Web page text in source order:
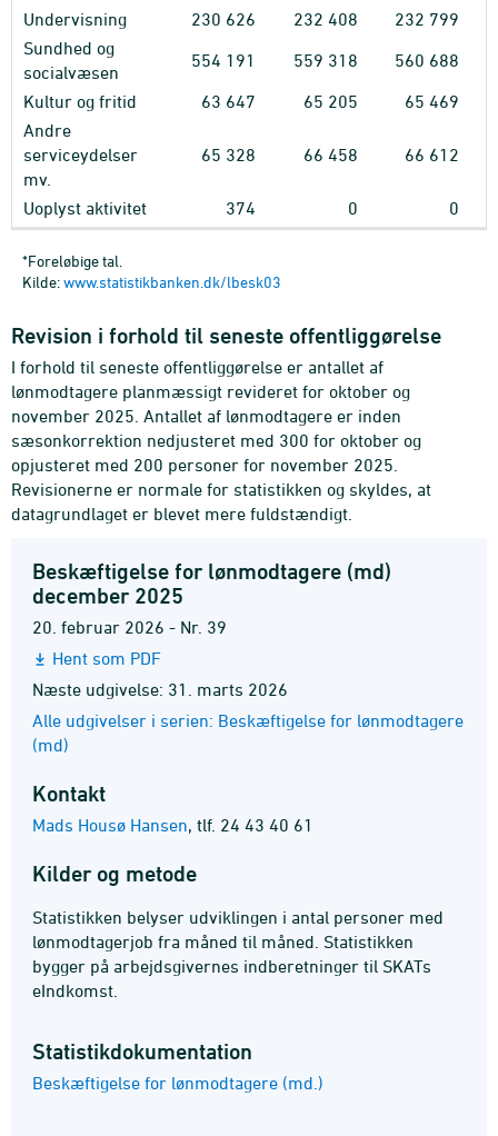
Undervisning 230 626 232 408 232 799
Sundhed og
socialvæsen
554 191 559 318 560 688
Kultur og fritid 63 647 65 205 65 469
Andre
serviceydelser
mv.
65 328 66 458 66 612
Uoplyst aktivitet 374 0 0
*Foreløbige tal.
Kilde:www.statistikbanken.dk/lbesk03
Revision i forhold til seneste offentliggørelse
I forhold til seneste offentliggørelse er antallet af
lønmodtagere planmæssigt revideret for oktober og
november 2025. Antallet af lønmodtagere er inden
sæsonkorrektion nedjusteret med 300 for oktober og
opjusteret med 200 personer for november 2025.
Revisionerne er normale for statistikken og skyldes, at
datagrundlaget er blevet mere fuldstændigt.
Beskæftigelse for lønmodtagere (md)
december 2025
20. februar 2026 - Nr. 39
Hent som PDF
Næste udgivelse: 31. marts 2026
Alle udgivelser i serien: Beskæftigelse for lønmodtagere
(md)
Kontakt
Mads Housø Hansen, tlf. 24 43 40 61
Kilder og metode
Statistikken belyser udviklingen i antal personer med
lønmodtagerjob fra måned til måned. Statistikken
bygger på arbejdsgivernes indberetninger til SKATs
eIndkomst.
Statistik­dokumentation
Beskæftigelse for lønmodtagere (md.)